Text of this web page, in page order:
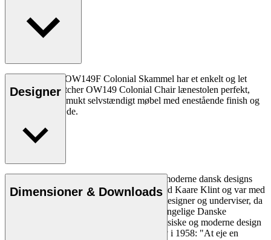
Ole Wanschers OW149F Colonial Skammel har et enkelt og let
udtryk. Den matcher OW149 Colonial Chair lænestolen perfekt,
men er også et smukt selvstændigt møbel med enestående finish og
et håndflettet sæde.
Designer
Ole Wanscher er uløseligt forbundet med moderne dansk designs
æstetik og funktionalitet. Han studerede ved Kaare Klint og var med
til at forme dansk møbeldesign både som designer og underviser, da
han overtog Klints professorat ved Det Kongelige Danske
Kunstakademi. Wanschers på én gang klassiske og moderne design
gjorde ham yderst populær. Politiken skrev i 1958: "At eje en
Dimensioner & Downloads